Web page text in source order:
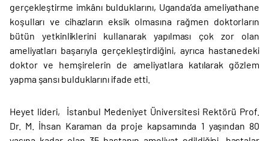
gerçekleştirme imkânı bulduklarını, Uganda’da ameliyathane
koşulları ve cihazların eksik olmasına rağmen doktorların
bütün yetkinliklerini kullanarak yapılması çok zor olan
ameliyatları başarıyla gerçekleştirdiğini, ayrıca hastanedeki
doktor ve hemşirelerin de ameliyatlara katılarak gözlem
yapma şansı bulduklarını ifade etti.
Heyet lideri, İstanbul Medeniyet Üniversitesi Rektörü Prof.
Dr. M. İhsan Karaman da proje kapsamında 1 yaşından 80